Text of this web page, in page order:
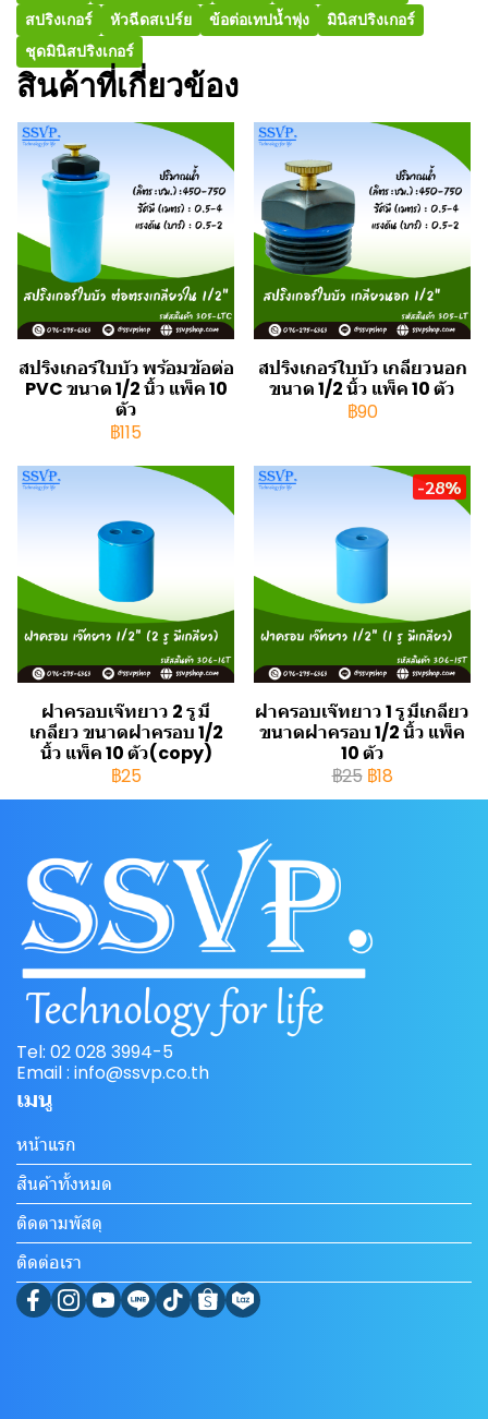
สปริงเกอร์
หัวฉีดสเปร์ย ข้อต่อเทปน้ำพุ่ง
มินิสปริงเกอร์
ชุดมินิสปริงเกอร์
สินค้าที่เกี่ยวข้อง
สปริงเกอร์ใบบัว พร้อมข้อต่อ
PVC ขนาด 1/2 นิ้ว แพ็ค 10
ตัว
฿115
สปริงเกอร์ใบบัว เกลียวนอก
ขนาด 1/2 นิ้ว แพ็ค 10 ตัว
฿90
ฝาครอบเจ๊ทยาว 2 รู มี
เกลียว ขนาดฝาครอบ 1/2
นิ้ว แพ็ค 10 ตัว(copy)
฿25
-28%
ฝาครอบเจ๊ทยาว 1 รู มีเกลียว
ขนาดฝาครอบ 1/2 นิ้ว แพ็ค
10 ตัว
฿25 ฿18
Tel: 02 028 3994-5
Email : info@ssvp.co.th
เมนู
หน้าแรก
สินค้าทั้งหมด
ติดตามพัสดุ
ติดต่อเรา